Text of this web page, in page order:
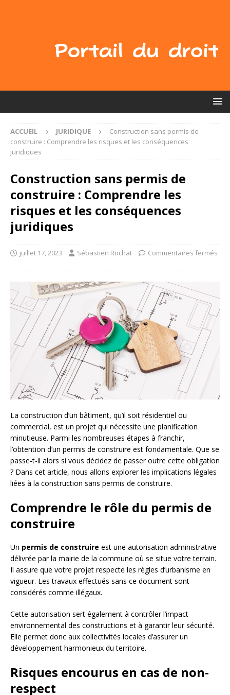
ACCUEIL JURIDIQUE
Construction sans permis de
construire : Comprendre les risques et les conséquences
juridiques
Construction sans permis de
construire : Comprendre les
risques et les conséquences
juridiques
juillet 17, 2023 Sébastien Rochat Commentaires fermés
La construction d’un bâtiment, qu’il soit résidentiel ou
commercial, est un projet qui nécessite une planification
minutieuse. Parmi les nombreuses étapes à franchir,
l’obtention d’un permis de construire est fondamentale. Que se
passe-t-il alors si vous décidez de passer outre cette obligation
? Dans cet article, nous allons explorer les implications légales
liées à la construction sans permis de construire.
Comprendre le rôle du permis de
construire
Un permis de construire est une autorisation administrative
délivrée par la mairie de la commune où se situe votre terrain.
Il assure que votre projet respecte les règles d’urbanisme en
vigueur. Les travaux effectués sans ce document sont
considérés comme illégaux.
Cette autorisation sert également à contrôler l’impact
environnemental des constructions et à garantir leur sécurité.
Elle permet donc aux collectivités locales d’assurer un
développement harmonieux du territoire.
Risques encourus en cas de non-
respect